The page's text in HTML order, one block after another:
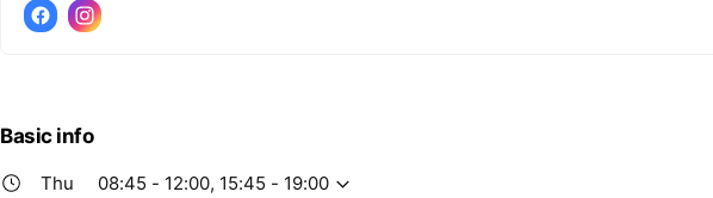
Basic info
Thu
08:45 - 12:00, 15:45 - 19:00